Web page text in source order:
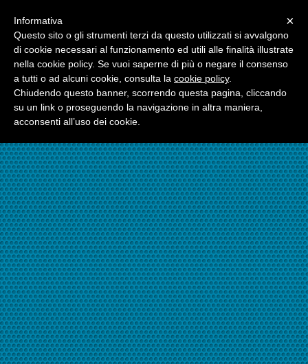
☎324.7403485
×
Informativa
Questo sito o gli strumenti terzi da questo utilizzati si avvalgono
di cookie necessari al funzionamento ed utili alle finalità illustrate
nella cookie policy. Se vuoi saperne di più o negare il consenso
a tutti o ad alcuni cookie, consulta la cookie policy.
Chiudendo questo banner, scorrendo questa pagina, cliccando
su un link o proseguendo la navigazione in altra maniera,
acconsenti all’uso dei cookie.